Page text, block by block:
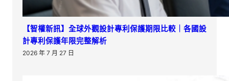
【智權新訊】全球外觀設計專利保護期限比較｜各國設
計專利保護年限完整解析
2026 年 7 月 27 日